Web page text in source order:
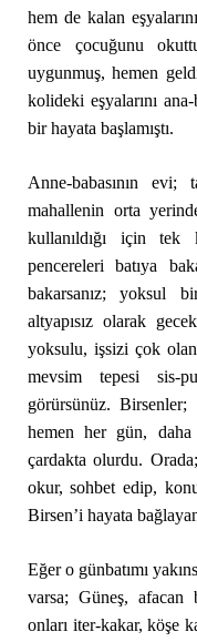
hem de kalan
önce çocuğunu
uygunmuş, hemen
kolideki eşyalarını
bir hayata başlamıştı.
Anne-babasının evi;
mahallenin orta
kullanıldığı için
pencereleri batıya
bakarsanız; yoksul
altyapısız olarak
yoksulu, işsizi çok
mevsim tepesi sis-
görürsünüz.
hemen her gün,
çardakta olurdu.
okur, sohbet edip,
Birsen’i hayata
Eğer o günbatımı
varsa; Güneş, afacan
onları iter-kakar, köşe